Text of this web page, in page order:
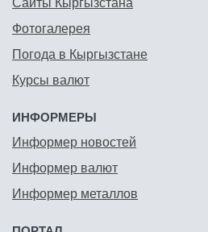
Сайты Кыргызстана
Фотогалерея
Погода в Кыргызстане
Курсы валют
ИНФОРМЕРЫ
Информер новостей
Информер валют
Информер металлов